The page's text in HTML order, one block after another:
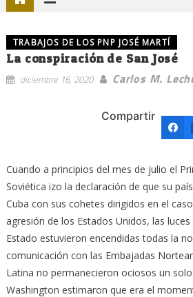
TRABAJOS DE LOS PNP JOSÉ MARTÍ
La conspiración de San José
diciembre 16, 2020 Carlos M.
Compartir
Cuando a principios del mes de julio el
Soviética izo la declaración de que su
Cuba con sus cohetes dirigidos en el
agresión de los Estados Unidos, las
Estado estuvieron encendidas todas la
comunicación con las Embajadas
Latina no permanecieron ociosos un
Washington estimaron que era el